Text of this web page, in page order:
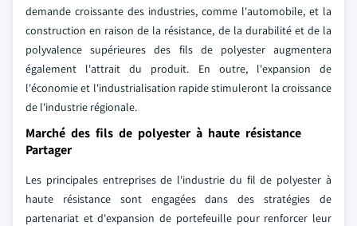
demande croissante des industries, comme l'automobile, et la
construction en raison de la résistance, de la durabilité et de la
polyvalence supérieures des fils de polyester augmentera
également l'attrait du produit. En outre, l'expansion de
l'économie et l'industrialisation rapide stimuleront la croissance
de l'industrie régionale.
Marché des fils de polyester à haute résistance
Partager
Les principales entreprises de l'industrie du fil de polyester à
haute résistance sont engagées dans des stratégies de
partenariat et d'expansion de portefeuille pour renforcer leur